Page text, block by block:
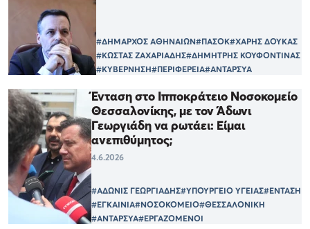
#ΔΗΜΑΡΧΟΣ ΑΘΗΝΑΙΩΝ#ΠΑΣΟΚ#ΧΑΡΗΣ ΔΟΥΚΑΣ
#ΚΩΣΤΑΣ ΖΑΧΑΡΙΑΔΗΣ#ΔΗΜΗΤΡΗΣ ΚΟΥΦΟΝΤΙΝΑΣ
#ΚΥΒΕΡΝΗΣΗ#ΠΕΡΙΦΕΡΕΙΑ#ΑΝΤΑΡΣΥΑ
Ένταση στο Ιπποκράτειο Νοσοκομείο
Θεσσαλονίκης, με τον Άδωνι
Γεωργιάδη να ρωτάει: Είμαι
ανεπιθύμητος;
4.6.2026
#ΑΔΩΝΙΣ ΓΕΩΡΓΙΑΔΗΣ#ΥΠΟΥΡΓΕΙΟ ΥΓΕΙΑΣ#ΕΝΤΑΣΗ
#ΕΓΚΑΙΝΙΑ#ΝΟΣΟΚΟΜΕΙΟ#ΘΕΣΣΑΛΟΝΙΚΗ
#ΑΝΤΑΡΣΥΑ#ΕΡΓΑΖΟΜΕΝΟΙ